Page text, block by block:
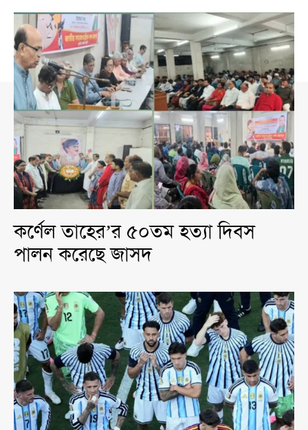
কর্ণেল তাহের’র ৫০তম হত্যা দিবস
পালন করেছে জাসদ